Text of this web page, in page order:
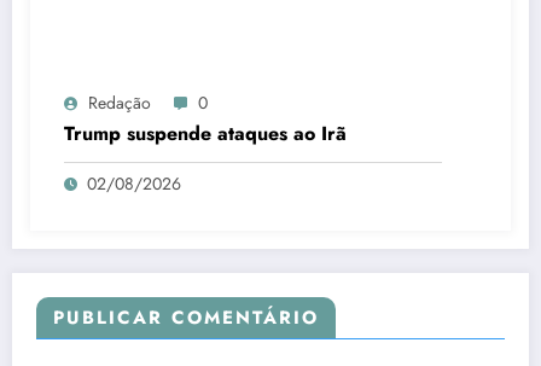
Redação 0
Trump suspende ataques ao Irã
02/08/2026
PUBLICAR COMENTÁRIO